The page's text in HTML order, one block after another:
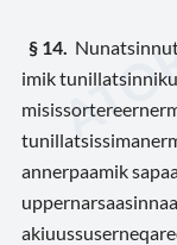
§ 14.
imik
annerpaamik